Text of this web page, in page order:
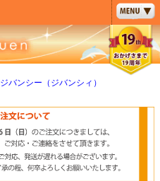
ジバンシー（ジバンシィ）
ペー
ジト
ップ
へ